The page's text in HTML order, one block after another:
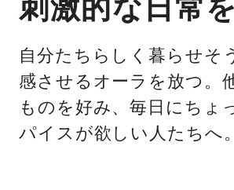
刺激的な日常を
自分たちらしく暮らせそ
感させるオーラを放つ。
ものを好み、毎日にちょ
パイスが欲しい人たちへ。